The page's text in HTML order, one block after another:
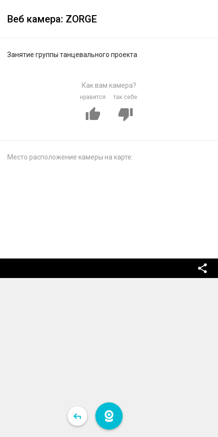
Веб камера: ZORGE
Занятие группы танцевального проекта
Как вам камера?
нравится так себе
Место расположение камеры на карте: